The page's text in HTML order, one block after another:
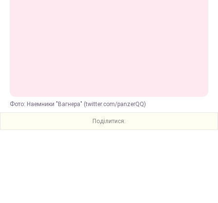
Фото: Наемники "Вагнера" (twitter.com/panzerQQ)
Поділитися: